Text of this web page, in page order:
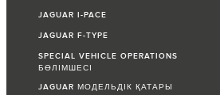
JAGUAR I-PACE
JAGUAR F-TYPE
SPECIAL VEHICLE OPERATIONS
БӨЛІМШЕСІ
JAGUAR МОДЕЛЬДІК ҚАТАРЫ